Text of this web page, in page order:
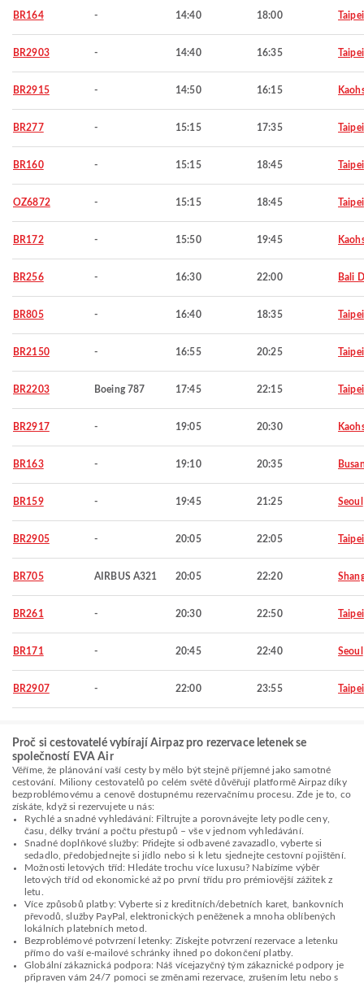
BR164 - 14:40 18:00 Taipei
BR2903 - 14:40 16:35 Taipei
BR2915 - 14:50 16:15
BR277 - 15:15 17:35 Taipei
BR160 - 15:15 18:45 Taipei
OZ6872 - 15:15 18:45 Taipei
BR172 - 15:50 19:45
BR256 - 16:30 22:00 Bali
BR805 - 16:40 18:35 Taipei
BR2150 - 16:55 20:25 Taipei
BR2203 Boeing 787 17:45 22:15 Taipei
BR2917 - 19:05 20:30
BR163 - 19:10 20:35
BR159 - 19:45 21:25 Seoul
BR2905 - 20:05 22:05 Taipei
BR705 AIRBUS A321 20:05 22:20
BR261 - 20:30 22:50 Taipei
BR171 - 20:45 22:40 Seoul
BR2907 - 22:00 23:55 Taipei
Proč si cestovatelé vybírají Airpaz pro rezervace letenek se
společností EVA Air
Věříme, že plánování vaší cesty by mělo být stejně příjemné jako samotné
cestování. Miliony cestovatelů po celém světě důvěřují platformě Airpaz díky
bezproblémovému a cenově dostupnému rezervačnímu procesu. Zde je to, co
získáte, když si rezervujete u nás:
Rychlé a snadné vyhledávání: Filtrujte a porovnávejte lety podle ceny,
času, délky trvání a počtu přestupů – vše v jednom vyhledávání.
Snadné doplňkové služby: Přidejte si odbavené zavazadlo, vyberte si
sedadlo, předobjednejte si jídlo nebo si k letu sjednejte cestovní pojištění.
Možnosti letových tříd: Hledáte trochu více luxusu? Nabízíme výběr
letových tříd od ekonomické až po první třídu pro prémiovější zážitek z
letu.
Více způsobů platby: Vyberte si z kreditních/debetních karet, bankovních
převodů, služby PayPal, elektronických peněženek a mnoha oblíbených
lokálních platebních metod.
Bezproblémové potvrzení letenky: Získejte potvrzení rezervace a letenku
přímo do vaší e-mailové schránky ihned po dokončení platby.
Globální zákaznická podpora: Náš vícejazyčný tým zákaznické podpory je
připraven vám 24/7 pomoci se změnami rezervace, zrušením letu nebo s